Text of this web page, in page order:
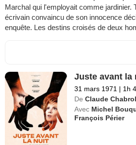
Marchal qui l'employait comme jardinier.
écrivain convaincu de son innocence
enquête. Les destins croisés de deux
Juste avant la
31 mars 1971 | 1h
De Claude Chabrol
Avec Michel
François Périer